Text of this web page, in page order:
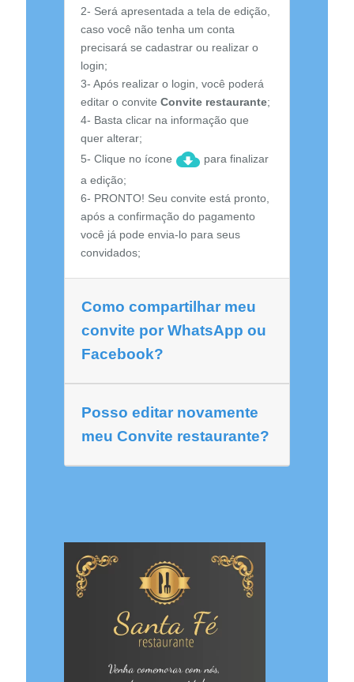
2- Será apresentada a tela de edição,
caso você não tenha um conta
precisará se cadastrar ou realizar o
login;
3- Após realizar o login, você poderá
editar o convite Convite restaurante;
4- Basta clicar na informação que
quer alterar;
5- Clique no ícone
para finalizar
a edição;
6- PRONTO! Seu convite está pronto,
após a confirmação do pagamento
você já pode envia-lo para seus
convidados;
Como compartilhar meu
convite por WhatsApp ou
Facebook?
Posso editar novamente
meu Convite restaurante?